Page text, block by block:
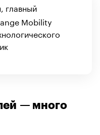
главный
Mobility
— много